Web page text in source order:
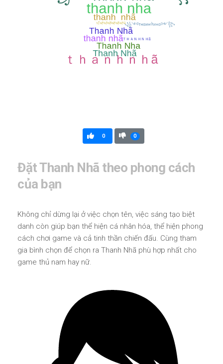
0 0
Đặt Thanh Nhã theo phong cách
của bạn
Không chỉ dừng lại ở việc chọn tên, việc sáng tạo biệt
danh còn giúp bạn thể hiện cá nhân hóa, thể hiện phong
cách chơi game và cả tinh thần chiến đấu. Cùng tham
gia bình chọn để chọn ra Thanh Nhã phù hợp nhất cho
game thủ nam hay nữ.